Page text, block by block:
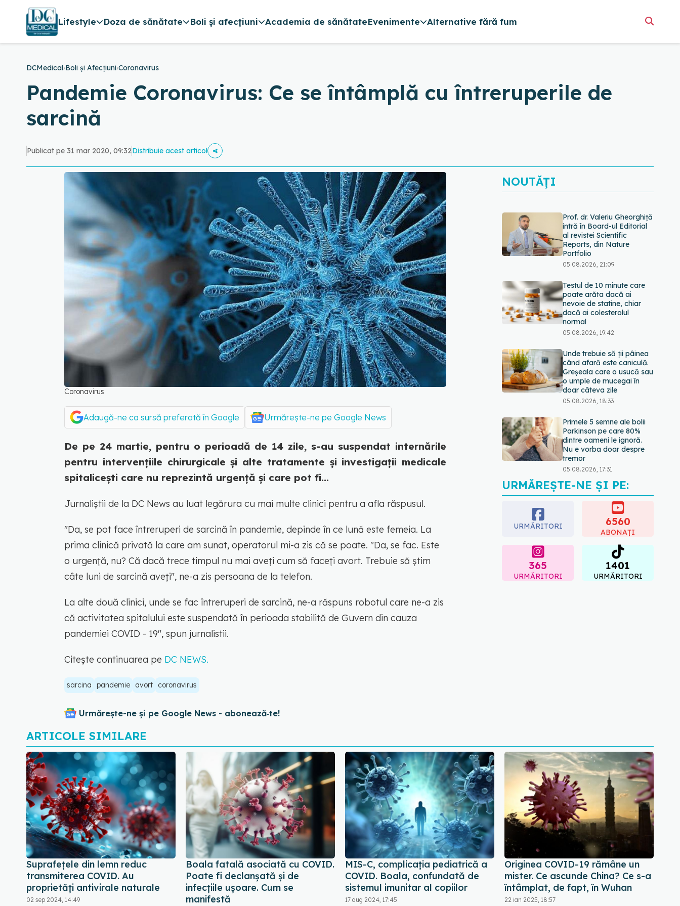
Lifestyle Doza de sănătate Boli și afecțiuni Academia de sănătateEvenimente Alternative fără fum
DCMedical›Boli și Afecțiuni›Coronavirus
Pandemie Coronavirus: Ce se întâmplă cu întreruperile de
sarcină
Publicat pe 31 mar 2020, 09:32Distribuie acest articol
Coronavirus
Adaugă-ne ca sursă preferată în Google Urmărește-ne pe Google News
De pe 24 martie, pentru o perioadă de 14 zile, s-au suspendat internările
pentru intervențiile chirurgicale și alte tratamente și investigații medicale
spitalicești care nu reprezintă urgență și care pot fi...
Jurnaliștii de la DC News au luat legărura cu mai multe clinici pentru a afla răspusul.
"Da, se pot face întreruperi de sarcină în pandemie, depinde în ce lună este femeia. La
prima clinică privată la care am sunat, operatorul mi-a zis că se poate. "Da, se fac. Este
o urgență, nu? Că dacă trece timpul nu mai aveți cum să faceți avort. Trebuie să știm
câte luni de sarcină aveți", ne-a zis persoana de la telefon.
La alte două clinici, unde se fac întreruperi de sarcină, ne-a răspuns robotul care ne-a zis
că activitatea spitalului este suspendată în perioada stabilită de Guvern din cauza
pandemiei COVID - 19", spun jurnalistii.
Citește continuarea pe DC NEWS.
sarcina pandemie avort coronavirus
Urmărește-ne și pe Google News - abonează‑te!
NOUTĂȚI
Prof. dr. Valeriu Gheorghiță
intră în Board-ul Editorial
al revistei Scientific
Reports, din Nature
Portfolio
05.08.2026, 21:09
Testul de 10 minute care
poate arăta dacă ai
nevoie de statine, chiar
dacă ai colesterolul
normal
05.08.2026, 19:42
Unde trebuie să ții pâinea
când afară este caniculă.
Greșeala care o usucă sau
o umple de mucegai în
doar câteva zile
05.08.2026, 18:33
Primele 5 semne ale bolii
Parkinson pe care 80%
dintre oameni le ignoră.
Nu e vorba doar despre
tremor
05.08.2026, 17:31
Gabriela Cristea, manifest
pentru respect și
acceptare: Corpul
fiecăruia spune o poveste
05.08.2026, 21:23
URMĂREȘTE-NE ȘI PE:
URMĂRITORI 6560
ABONAȚI
365
URMĂRITORI
1401
URMĂRITORI
ARTICOLE SIMILARE
Suprafețele din lemn reduc
transmiterea COVID. Au
proprietăți antivirale naturale
02 sep 2024, 14:49
Boala fatală asociată cu COVID.
Poate fi declanșată și de
infecțiile ușoare. Cum se
manifestă
MIS-C, complicația pediatrică a
COVID. Boala, confundată de
sistemul imunitar al copiilor
17 aug 2024, 17:45
Originea COVID-19 rămâne un
mister. Ce ascunde China? Ce s-a
întâmplat, de fapt, în Wuhan
22 ian 2025, 18:57